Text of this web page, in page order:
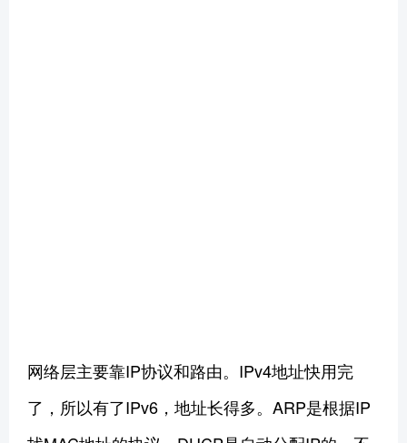
网络层主要靠IP协议和路由。IPv4地址快用完
了，所以有了IPv6，地址长得多。ARP是根据IP